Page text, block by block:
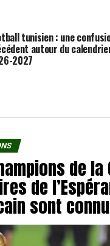
tunisien : une
autour du
2027
de la
de
sont